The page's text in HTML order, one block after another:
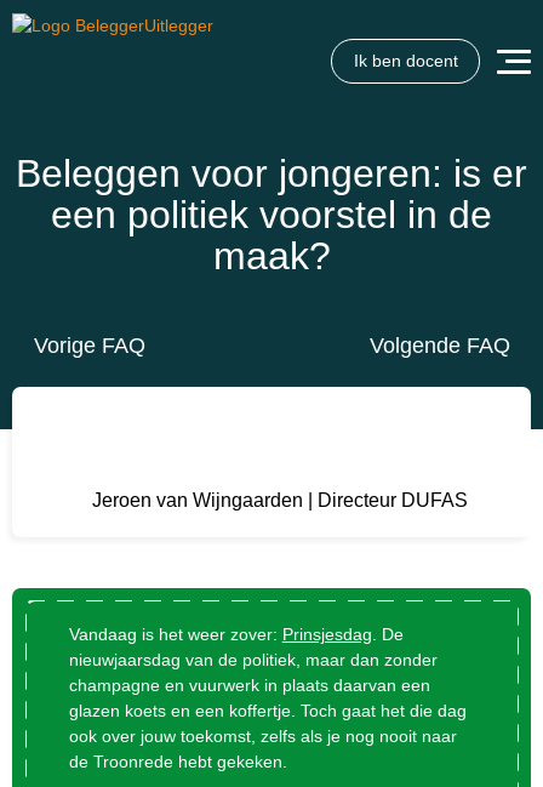
Ik ben docent
Beleggen voor jongeren: is er
een politiek voorstel in de
maak?
Vorige FAQ Volgende FAQ
Jeroen van Wijngaarden | Directeur DUFAS
Vandaag is het weer zover: Prinsjesdag . De
nieuwjaarsdag van de politiek, maar dan zonder
champagne en vuurwerk in plaats daarvan een
glazen koets en een koffertje. Toch gaat het die dag
ook over jouw toekomst, zelfs als je nog nooit naar
de Troonrede hebt gekeken.